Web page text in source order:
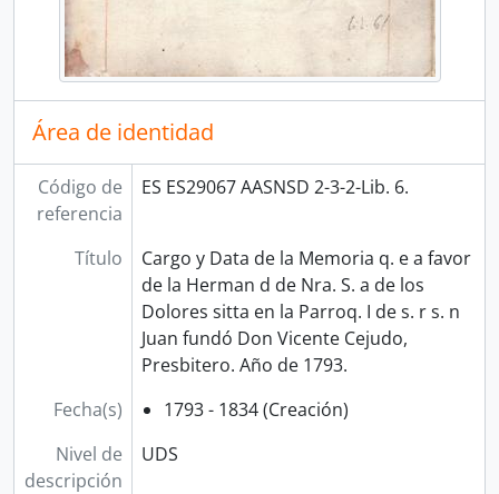
Área de identidad
Código de
referencia
ES ES29067 AASNSD 2-3-2-Lib. 6.
Título
Cargo y Data de la Memoria q. e a favor
de la Herman d de Nra. S. a de los
Dolores sitta en la Parroq. I de s. r s. n
Juan fundó Don Vicente Cejudo,
Presbitero. Año de 1793.
Fecha(s)
1793 - 1834 (Creación)
Nivel de
descripción
UDS